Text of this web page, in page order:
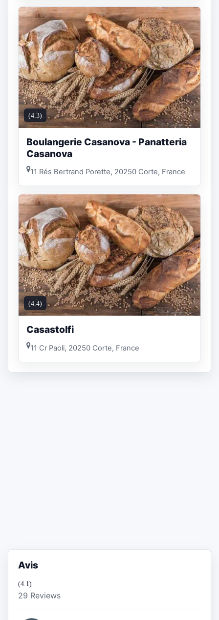
(4.3)
Boulangerie Casanova - Panatteria
Casanova
11 Rés Bertrand Porette, 20250 Corte, France
(4.4)
Casastolfi
11 Cr Paoli, 20250 Corte, France
Avis
(4.1)
29 Reviews